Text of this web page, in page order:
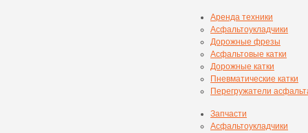
Аренда техники
Асфальтоукладчики
Дорожные фрезы
Асфальтовые катки
Дорожные катки
Пневматические катки
Перегружатели
Запчасти
Асфальтоукладчики